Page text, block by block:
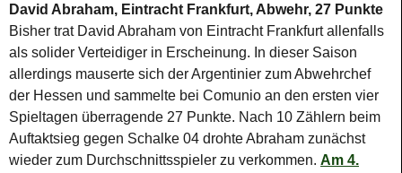
David Abraham, Eintracht Frankfurt, Abwehr, 27 Punkte
Bisher trat David Abraham von Eintracht Frankfurt allenfalls
als solider Verteidiger in Erscheinung. In dieser Saison
allerdings mauserte sich der Argentinier zum Abwehrchef
der Hessen und sammelte bei Comunio an den ersten vier
Spieltagen überragende 27 Punkte. Nach 10 Zählern beim
Auftaktsieg gegen Schalke 04 drohte Abraham zunächst
wieder zum Durchschnittsspieler zu verkommen. Am 4.